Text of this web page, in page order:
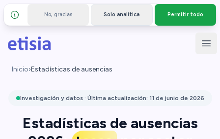
Detalles y privacidad
No, gracias Solo analítica Permitir todo
Saltar al contenido principal
Etisia
Inicio›Estadísticas de ausencias
Investigación y datos · Última actualización: 11 de junio de 2026
Estadísticas de ausencias